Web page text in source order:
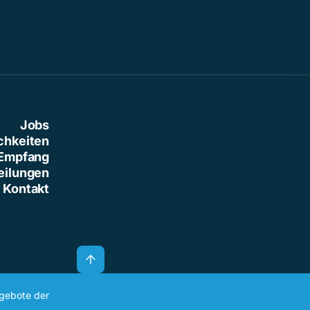
Jobs
Kontakt
der